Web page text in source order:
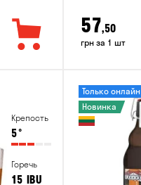
57,50
грн за 1 шт
Крепость
5°
Горечь
15 IBU
Только онлайн
Новинка